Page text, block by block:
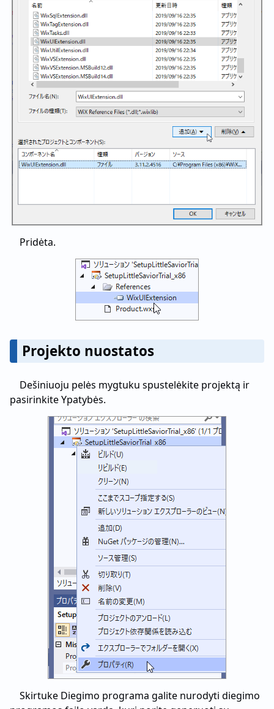
Pridėta.
Projekto nuostatos
Dešiniuoju pelės mygtuku spustelėkite projektą ir
pasirinkite Ypatybės.
Skirtuke Diegimo programa galite nurodyti diegimo